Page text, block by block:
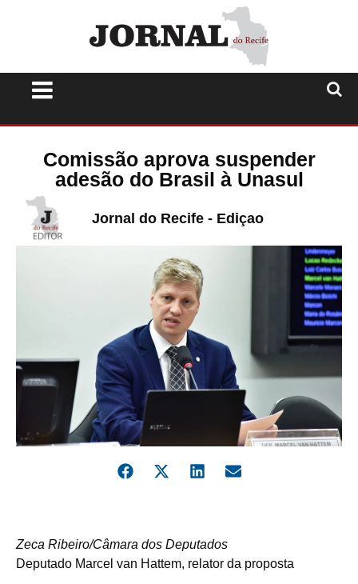
Comissão aprova suspender
adesão do Brasil à Unasul
Jornal do Recife - Ediçao
Zeca Ribeiro/Câmara dos Deputados
Deputado Marcel van Hattem, relator da proposta